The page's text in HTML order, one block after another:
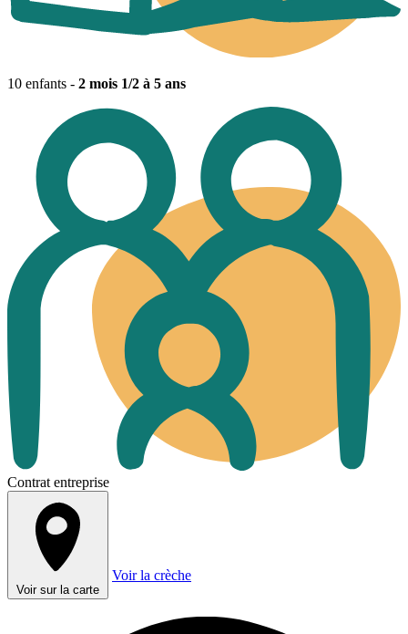
10 enfants - 2 mois 1/2 à 5 ans
Contrat entreprise
Voir sur la carte
Voir la crèche